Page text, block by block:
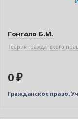
Гонгало Б.М.
Теория гражданского
0 ₽
Гражданское право: